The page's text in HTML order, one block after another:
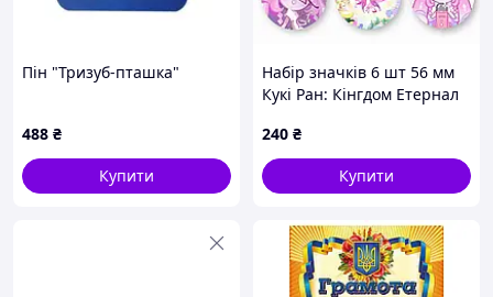
Пін "Тризуб-пташка"
488 ₴
Купити
Набір значків 6 шт 56 мм
Кукі Ран: Кінгдом Етернал
Kingdom Eternal Sugar
Cookie
240 ₴
Купити